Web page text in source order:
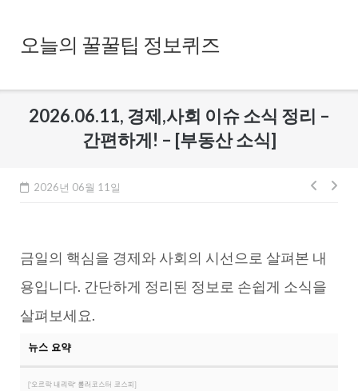
content오늘의 꿀꿀팁 정보퀴즈
2026.06.11, 경제,사회 이슈 소식 정리 –
간편하게! – [부동산 소식]
2026년 06월 11일
글
게
이
금일의 핵심을 경제와 사회의 시선으로 살펴본 내
용입니다. 간단하게 정리된 정보로 손쉽게 소식을
살펴보세요.